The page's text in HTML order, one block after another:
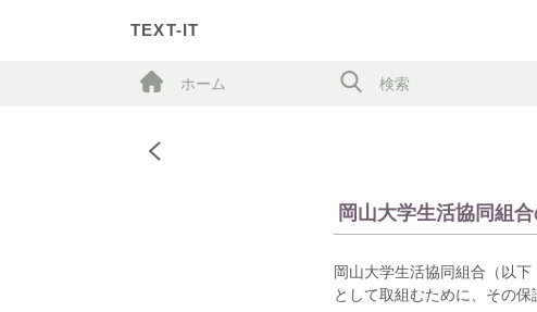
TEXT-IT
ホーム 検索
岡山大学生活協同組
岡山大学生活協同組合（以
として取組むために、その